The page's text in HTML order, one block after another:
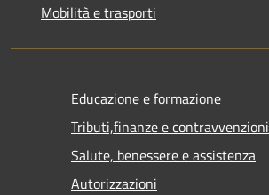
Mobilità e trasporti
Educazione e formazione
Tributi,finanze e contravvenzioni
Salute, benessere e assistenza
Autorizzazioni